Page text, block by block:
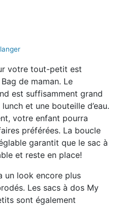
votre tout-petit est
de maman. Le
est suffisamment grand
et une bouteille d’eau.
votre enfant pourra
préférées. La boucle
garantit que le sac à
et reste en place!
un look encore plus
Les sacs à dos My
sont également